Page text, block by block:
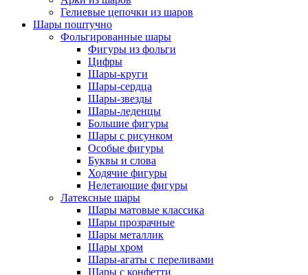
Гелиевые цепочки из шаров
Шары поштучно
Фольгированные шары
Фигуры из фольги
Цифры
Шары-круги
Шары-сердца
Шары-звезды
Шары-леденцы
Большие фигуры
Шары с рисунком
Особые фигуры
Буквы и слова
Ходячие фигуры
Нелетающие фигуры
Латексные шары
Шары матовые классика
Шары прозрачные
Шары металлик
Шары хром
Шары-агаты с переливами
Шары с конфетти